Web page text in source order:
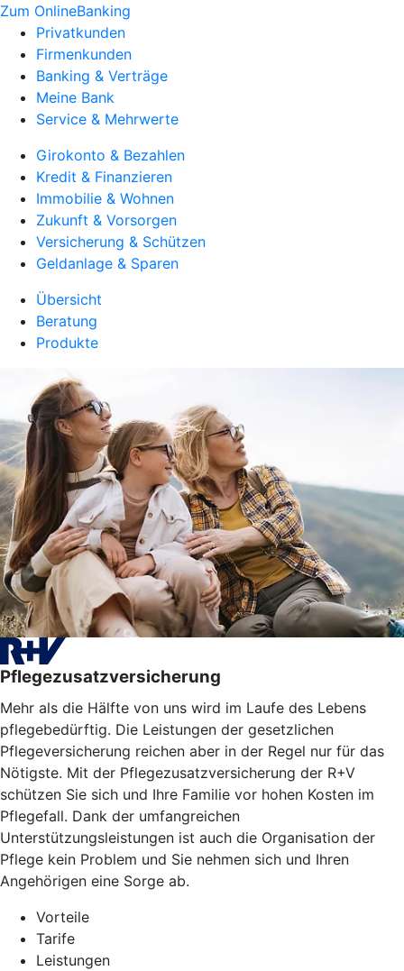
Zum OnlineBanking
Privatkunden
Firmenkunden
Banking & Verträge
Meine Bank
Service & Mehrwerte
Girokonto & Bezahlen
Kredit & Finanzieren
Immobilie & Wohnen
Zukunft & Vorsorgen
Versicherung & Schützen
Geldanlage & Sparen
Übersicht
Beratung
Produkte
Pflegezusatzversicherung
Mehr als die Hälfte von uns wird im Laufe des Lebens
pflegebedürftig. Die Leistungen der gesetzlichen
Pflegeversicherung reichen aber in der Regel nur für das
Nötigste. Mit der Pflegezusatzversicherung der R+V
schützen Sie sich und Ihre Familie vor hohen Kosten im
Pflegefall. Dank der umfangreichen
Unterstützungsleistungen ist auch die Organisation der
Pflege kein Problem und Sie nehmen sich und Ihren
Angehörigen eine Sorge ab.
Vorteile
Tarife
Leistungen